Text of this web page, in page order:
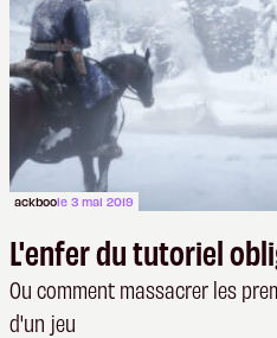
ackboole 3 mai 2019
L'enfer du tutoriel
Ou comment massacrer les
d'un jeu